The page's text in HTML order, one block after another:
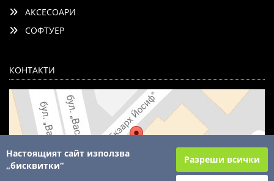
АКСЕСОАРИ
СОФТУЕР
КОНТАКТИ
Настоящият сайт използва
„бисквитки“
Разреши всички